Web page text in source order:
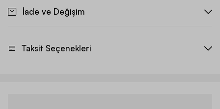
İade ve Değişim
Taksit Seçenekleri